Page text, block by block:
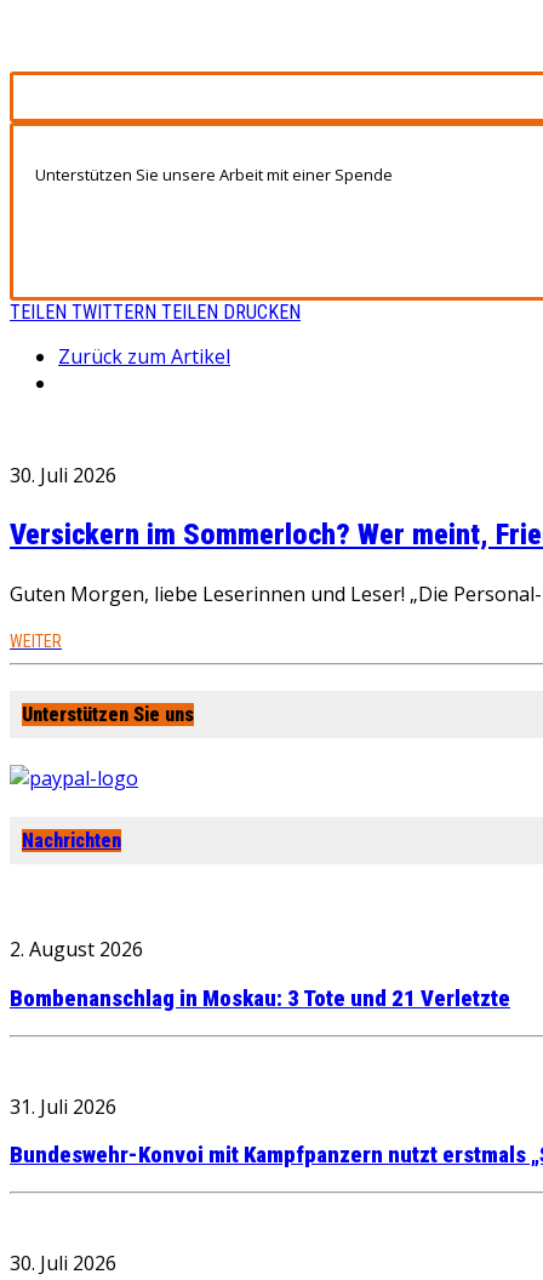
Unterstützen Sie unsere Arbeit mit einer Spende
TEILEN TWITTERN TEILEN DRUCKEN
Zurück zum Artikel
30. Juli 2026
Versickern im Sommerloch? Wer meint,
Guten Morgen, liebe Leserinnen und Leser! „Die
WEITER
Unterstützen Sie uns
Nachrichten
2. August 2026
Bombenanschlag in Moskau: 3 Tote und 21 Verletzte
31. Juli 2026
Bundeswehr-Konvoi mit Kampfpanzern nutzt erstmals
30. Juli 2026